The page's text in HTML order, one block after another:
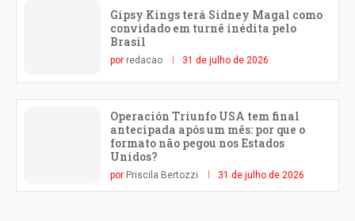
Gipsy Kings terá Sidney Magal como
convidado em turnê inédita pelo
Brasil
por redacao 31 de julho de 2026
Operación Triunfo USA tem final
antecipada após um mês: por que o
formato não pegou nos Estados
Unidos?
por Priscila Bertozzi 31 de julho de 2026